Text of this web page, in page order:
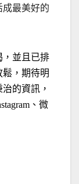
最美好的
，並且已排
，期待明
的資訊，
、微